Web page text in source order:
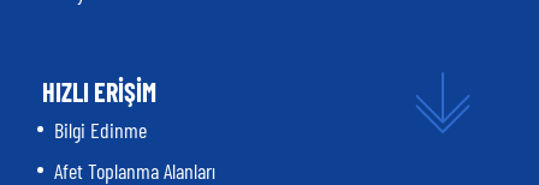
HIZLI ERİŞİM
Bilgi Edinme
Afet Toplanma Alanları